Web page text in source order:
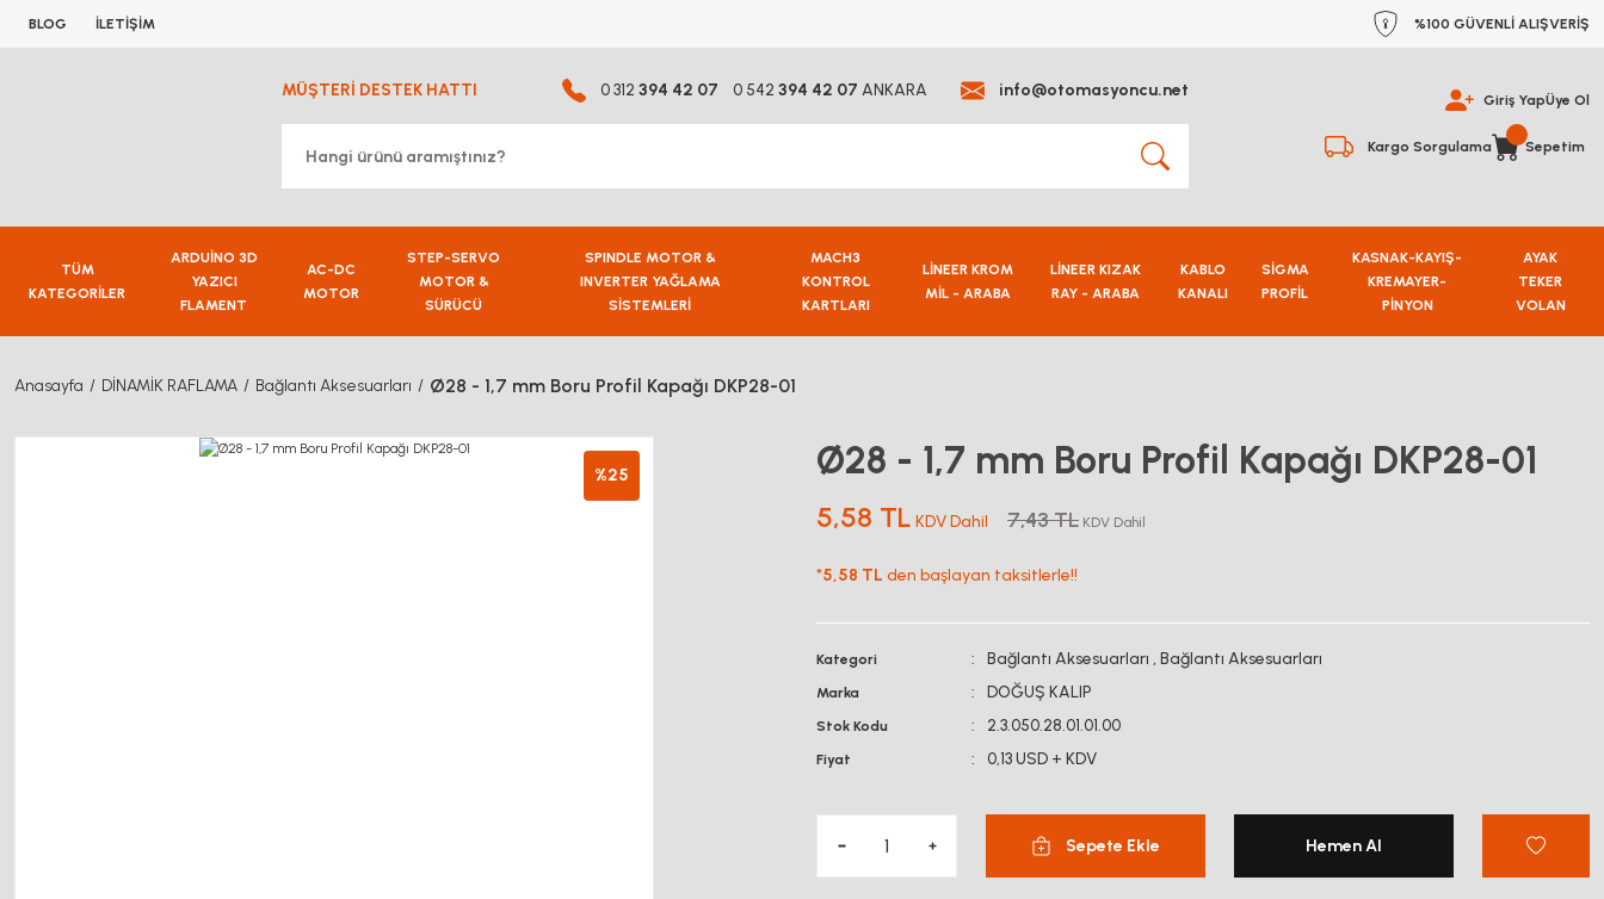
BLOG İLETİŞİM %100 GÜVENLİ ALIŞVERİŞ
MÜŞTERİ DESTEK HATTI 0 312 394 42 07 0 542 394 42 07 ANKARA info@otomasyoncu.net Giriş YapÜye Ol
Kargo Sorgulama Sepetim
TÜM
KATEGORİLER
ARDUİNO 3D
YAZICI
FLAMENT
AC-DC
MOTOR
STEP-SERVO
MOTOR &
SÜRÜCÜ
SPINDLE MOTOR &
INVERTER YAĞLAMA
SİSTEMLERİ
MACH3
KONTROL
KARTLARI
LİNEER KROM
MİL - ARABA
LİNEER KIZAK
RAY - ARABA
KABLO
KANALI
SİGMA
PROFİL
KASNAK-KAYIŞ-
KREMAYER-
PİNYON
AYAK
TEKER
VOLAN
Anasayfa DİNAMİK RAFLAMA Bağlantı Aksesuarları Ø28 - 1,7 mm Boru Profil Kapağı DKP28-01
%25 Ø28 - 1,7 mm Boru Profil Kapağı DKP28-01
5,58 TL KDV Dahil 7,43 TL KDV Dahil
*5,58 TL den başlayan taksitlerle!!
Kategori Bağlantı Aksesuarları , Bağlantı Aksesuarları
Marka DOĞUŞ KALIP
Stok Kodu 2.3.050.28.01.01.00
Fiyat 0,13 USD + KDV
Sepete Ekle Hemen Al